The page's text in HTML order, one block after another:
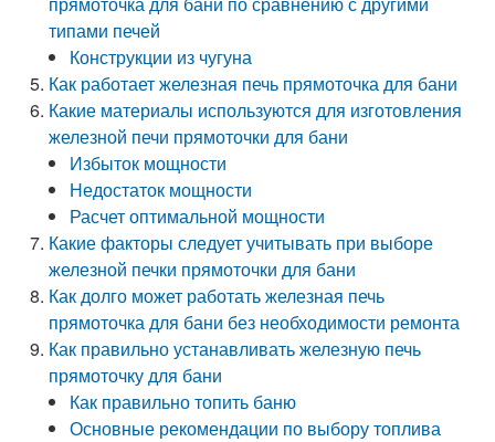
типами печей
Конструкции из чугуна
Как работает железная печь прямоточка для бани
Какие материалы используются для изготовления
железной печи прямоточки для бани
Избыток мощности
Недостаток мощности
Расчет оптимальной мощности
Какие факторы следует учитывать при выборе
железной печки прямоточки для бани
Как долго может работать железная печь
прямоточка для бани без необходимости ремонта
Как правильно устанавливать железную печь
прямоточку для бани
Как правильно топить баню
Основные рекомендации по выбору топлива